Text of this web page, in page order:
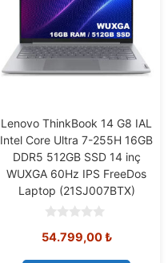
Lenovo ThinkBook 14 G8 IAL
Intel Core Ultra 7-255H 16GB
DDR5 512GB SSD 14 inç
WUXGA 60Hz IPS FreeDos
Laptop (21SJ007BTX)
o
54.799,00₺